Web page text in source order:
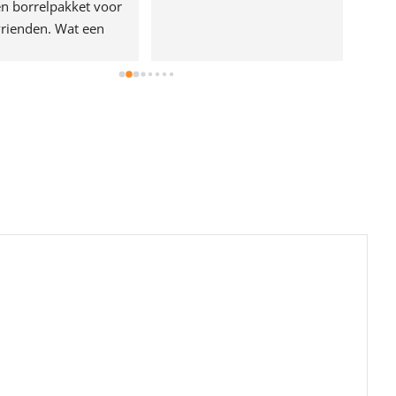
borrelpakket voor
Wat een